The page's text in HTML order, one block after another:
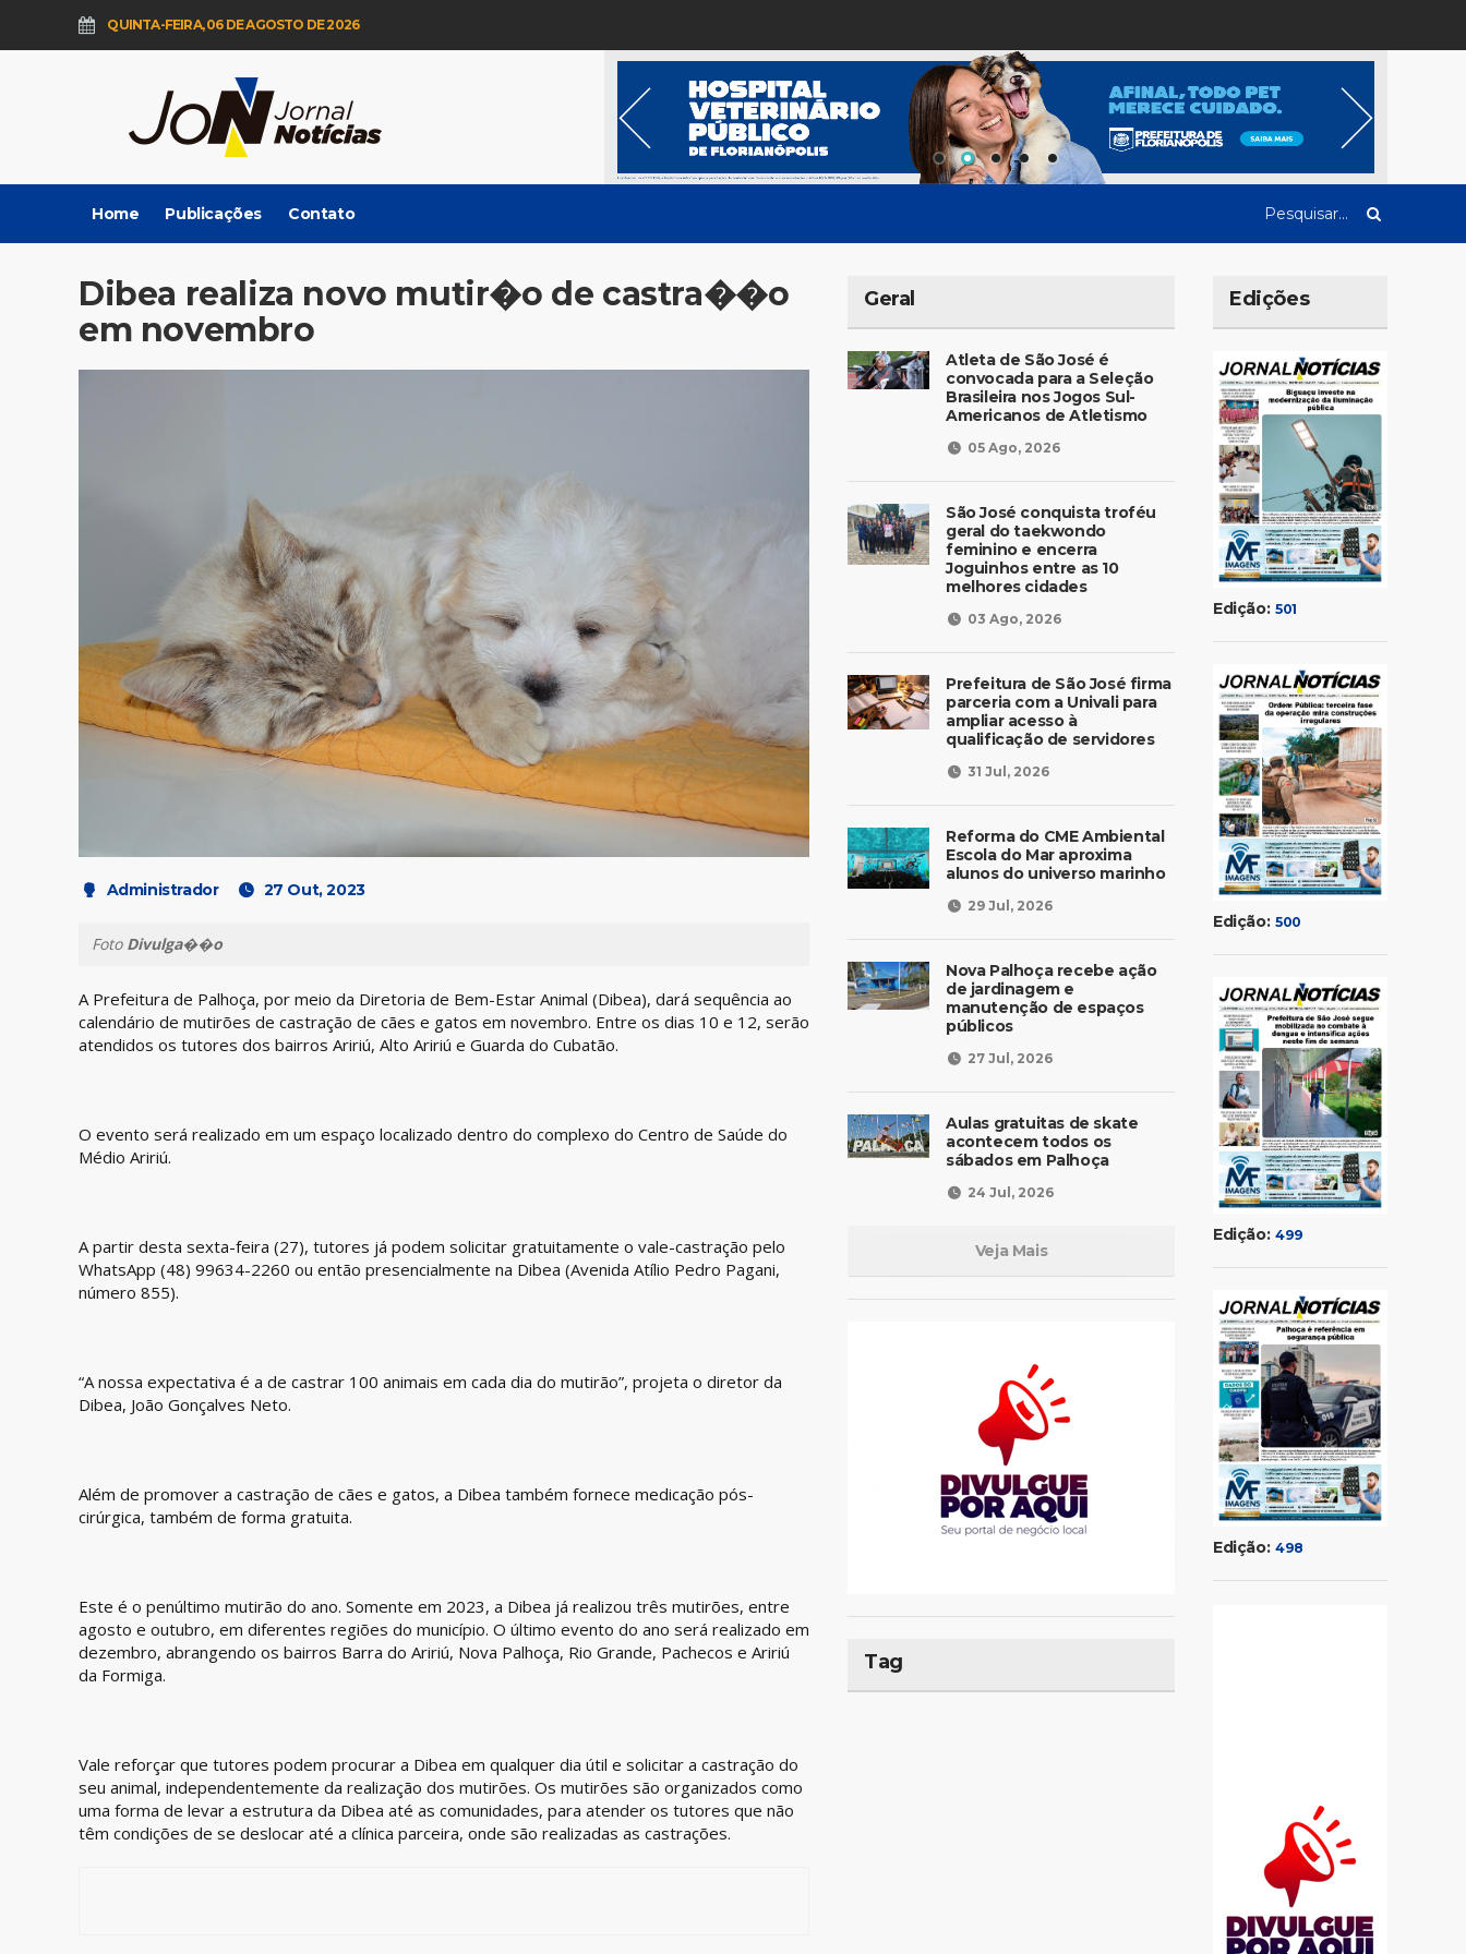
QUINTA-FEIRA, 06 DE AGOSTO DE 2026
Home Publicações Contato
Dibea realiza novo mutir�o de castra��o
em novembro
Administrador 27 Out, 2023
Foto Divulga��o
A Prefeitura de Palhoça, por meio da Diretoria de Bem-Estar Animal (Dibea), dará sequência ao
calendário de mutirões de castração de cães e gatos em novembro. Entre os dias 10 e 12, serão
atendidos os tutores dos bairros Aririú, Alto Aririú e Guarda do Cubatão.
O evento será realizado em um espaço localizado dentro do complexo do Centro de Saúde do
Médio Aririú.
A partir desta sexta-feira (27), tutores já podem solicitar gratuitamente o vale-castração pelo
WhatsApp (48) 99634-2260 ou então presencialmente na Dibea (Avenida Atílio Pedro Pagani,
número 855).
“A nossa expectativa é a de castrar 100 animais em cada dia do mutirão”, projeta o diretor da
Dibea, João Gonçalves Neto.
Além de promover a castração de cães e gatos, a Dibea também fornece medicação pós-
cirúrgica, também de forma gratuita.
Este é o penúltimo mutirão do ano. Somente em 2023, a Dibea já realizou três mutirões, entre
agosto e outubro, em diferentes regiões do município. O último evento do ano será realizado em
dezembro, abrangendo os bairros Barra do Aririú, Nova Palhoça, Rio Grande, Pachecos e Aririú
da Formiga.
Vale reforçar que tutores podem procurar a Dibea em qualquer dia útil e solicitar a castração do
seu animal, independentemente da realização dos mutirões. Os mutirões são organizados como
uma forma de levar a estrutura da Dibea até as comunidades, para atender os tutores que não
têm condições de se deslocar até a clínica parceira, onde são realizadas as castrações.
Geral
Atleta de São José é
convocada para a Seleção
Brasileira nos Jogos Sul-
Americanos de Atletismo
05 Ago, 2026
São José conquista troféu
geral do taekwondo
feminino e encerra
Joguinhos entre as 10
melhores cidades
03 Ago, 2026
Prefeitura de São José firma
parceria com a Univali para
ampliar acesso à
qualificação de servidores
31 Jul, 2026
Reforma do CME Ambiental
Escola do Mar aproxima
alunos do universo marinho
29 Jul, 2026
Nova Palhoça recebe ação
de jardinagem e
manutenção de espaços
públicos
27 Jul, 2026
Aulas gratuitas de skate
acontecem todos os
sábados em Palhoça
24 Jul, 2026
Veja Mais
Tag
Edições
Edição: 501
Edição: 500
Edição: 499
Edição: 498